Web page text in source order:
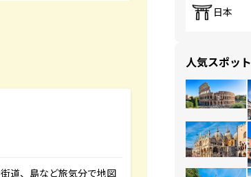
道、島など旅気分で地図
日本
人気スポット